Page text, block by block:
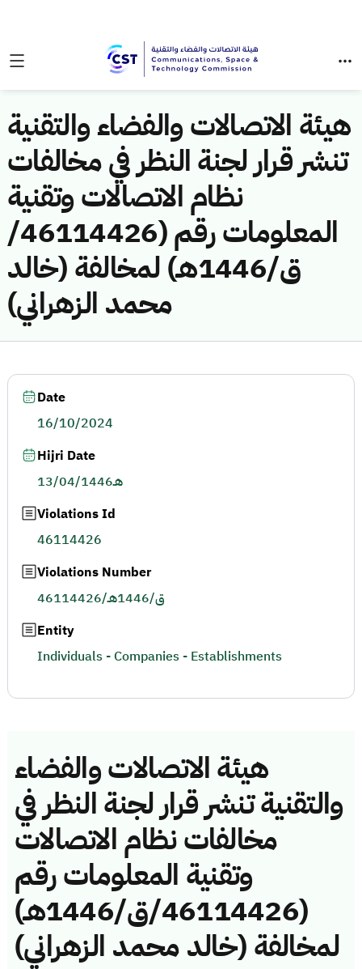
هيئة الاتصالات والفضاء والتقنية
تنشر قرار لجنة النظر في مخالفات
نظام الاتصالات وتقنية
المعلومات رقم (46114426/
ق/1446هـ) لمخالفة (خالد
محمد الزهراني)
هيئة الاتصالات والفضاء
والتقنية تنشر قرار لجنة النظر في
مخالفات نظام الاتصالات
وتقنية المعلومات رقم
(46114426/ق/1446هـ)
لمخالفة (خالد محمد الزهراني)
Date
16/10/2024
Hijri Date
13/04/1446هـ
Violations Id
46114426
Violations Number
46114426/ق/1446هـ
Entity
Individuals - Companies - Establishments